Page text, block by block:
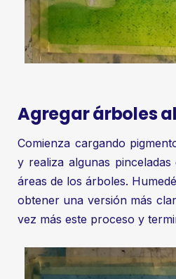
Agregar árboles
Comienza cargando
y realiza algunas
áreas de los árboles.
obtener una versión más
vez más este proceso y